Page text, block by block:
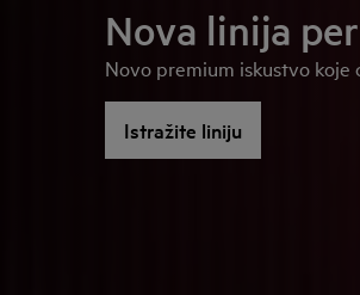
Nova linija
Novo premium iskustvo
Istražite liniju